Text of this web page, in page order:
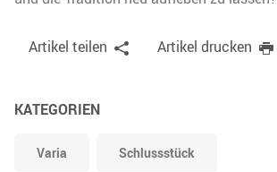
Artikel teilen Artikel drucken
KATEGORIEN
Varia Schlussstück